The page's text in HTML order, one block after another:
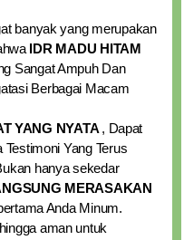
banyak yang merupakan
IDR MADU HITAM
Sangat Ampuh Dan
Berbagai Macam
YANG NYATA , Dapat
Yang Terus
hanya sekedar
MERASAKAN
Anda Minum.
aman untuk